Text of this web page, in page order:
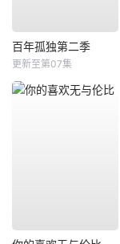
百年孤独第二季
更新至第07集